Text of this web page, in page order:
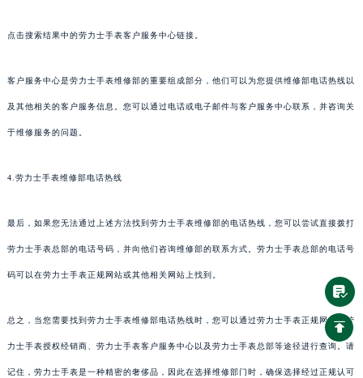
点击搜索结果中的劳力士手表客户服务中心链接。
客户服务中心是劳力士手表维修部的重要组成部分，他们可以为您提供维修部电话热线以
及其他相关的客户服务信息。您可以通过电话或电子邮件与客户服务中心联系，并咨询关
于维修服务的问题。
4.劳力士手表维修部电话热线
最后，如果您无法通过上述方法找到劳力士手表维修部的电话热线，您可以尝试直接拨打
劳力士手表总部的电话号码，并向他们咨询维修部的联系方式。劳力士手表总部的电话号
码可以在劳力士手表正规网站或其他相关网站上找到。
总之，当您需要找到劳力士手表维修部电话热线时，您可以通过劳力士手表正规网站、劳
力士手表授权经销商、劳力士手表客户服务中心以及劳力士手表总部等途径进行查询。请
记住，劳力士手表是一种精密的奢侈品，因此在选择维修部门时，确保选择经过正规认可